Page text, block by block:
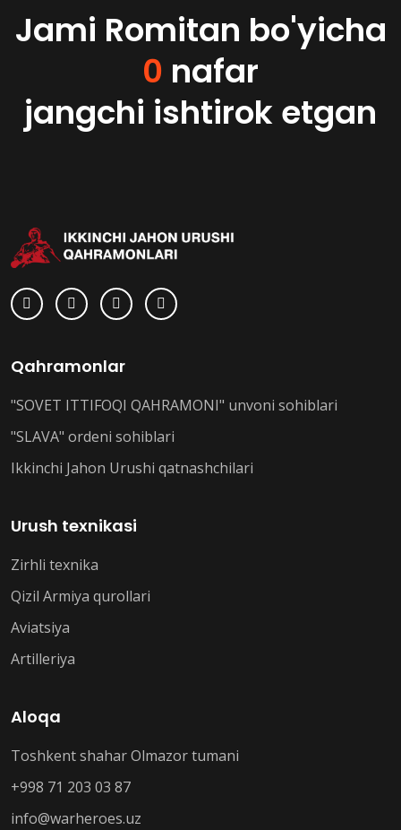
Jami Romitan bo'yicha
0 nafar
jangchi ishtirok etgan
Qahramonlar
"SOVET ITTIFOQI QAHRAMONI" unvoni sohiblari
"SLAVA" ordeni sohiblari
Ikkinchi Jahon Urushi qatnashchilari
Urush texnikasi
Zirhli texnika
Qizil Armiya qurollari
Aviatsiya
Artilleriya
Aloqa
Toshkent shahar Olmazor tumani
+998 71 203 03 87
info@warheroes.uz